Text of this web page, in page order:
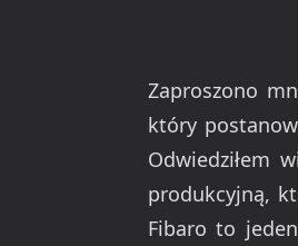
Zaproszono
który
Odwiedziłem
produkcyjną,
Fibaro to